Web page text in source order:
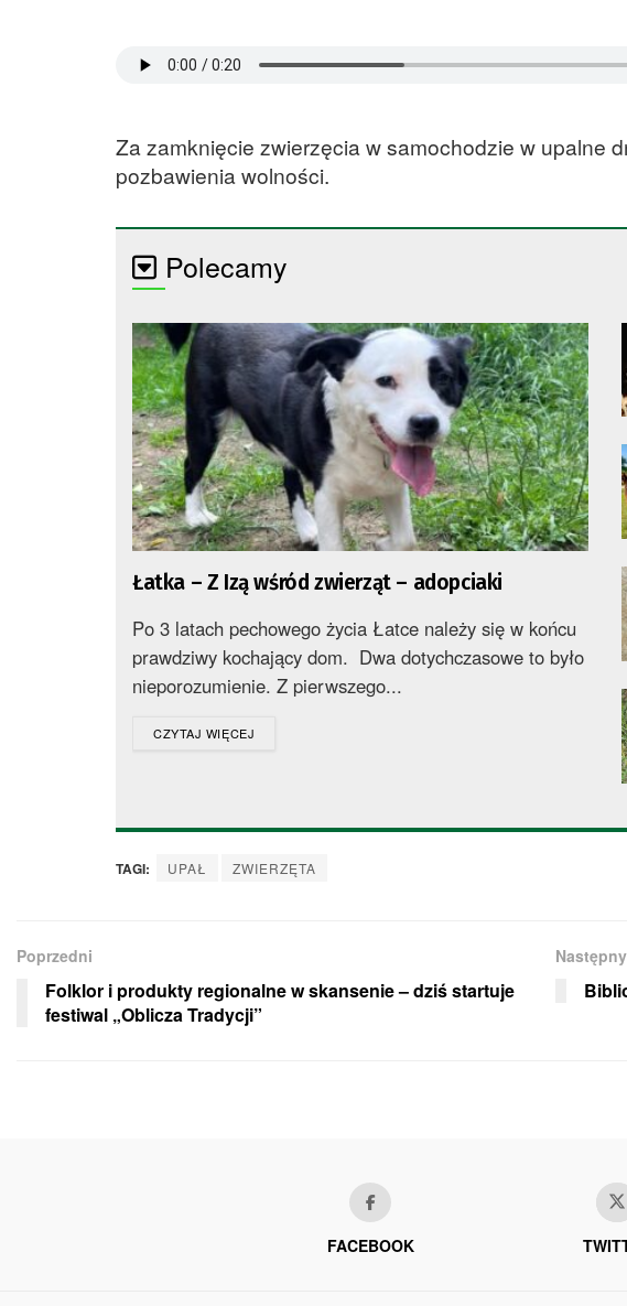
Za zamknięcie zwierzęcia w samochodzie w upalne
pozbawienia wolności.
Polecamy
Łatka – Z Izą wśród zwierząt – adopciaki
Po 3 latach pechowego życia Łatce należy się w końcu
prawdziwy kochający dom. Dwa dotychczasowe to było
nieporozumienie. Z pierwszego...
CZYTAJ WIĘCEJ
TAGI: UPAŁ ZWIERZĘTA
Poprzedni
Folklor i produkty regionalne w skansenie – dziś startuje
festiwal „Oblicza Tradycji”
Następny
FACEBOOK